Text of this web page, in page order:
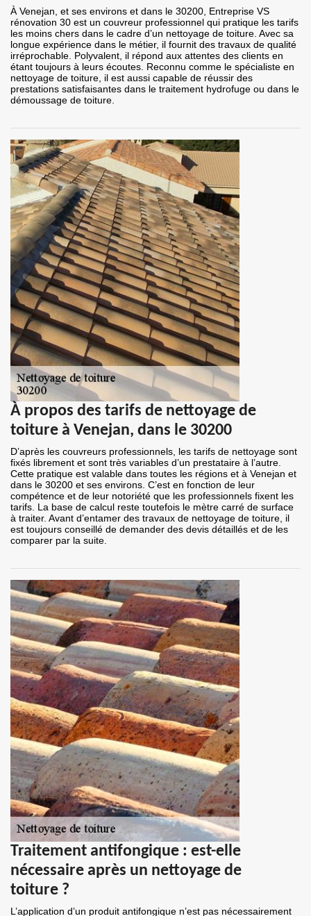
À Venejan, et ses environs et dans le 30200, Entreprise VS
rénovation 30 est un couvreur professionnel qui pratique les tarifs
les moins chers dans le cadre d’un nettoyage de toiture. Avec sa
longue expérience dans le métier, il fournit des travaux de qualité
irréprochable. Polyvalent, il répond aux attentes des clients en
étant toujours à leurs écoutes. Reconnu comme le spécialiste en
nettoyage de toiture, il est aussi capable de réussir des
prestations satisfaisantes dans le traitement hydrofuge ou dans le
démoussage de toiture.
À propos des tarifs de nettoyage de
toiture à Venejan, dans le 30200
D’après les couvreurs professionnels, les tarifs de nettoyage sont
fixés librement et sont très variables d’un prestataire à l’autre.
Cette pratique est valable dans toutes les régions et à Venejan et
dans le 30200 et ses environs. C’est en fonction de leur
compétence et de leur notoriété que les professionnels fixent les
tarifs. La base de calcul reste toutefois le mètre carré de surface
à traiter. Avant d’entamer des travaux de nettoyage de toiture, il
est toujours conseillé de demander des devis détaillés et de les
comparer par la suite.
Traitement antifongique : est-elle
nécessaire après un nettoyage de
toiture ?
L’application d’un produit antifongique n’est pas nécessairement